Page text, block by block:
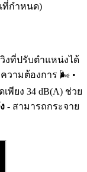
ที่กำหนด)
งที่ปรับตำแหน่งได้
วามต้องการ 🌬️ •
พียง 34 dB(A) ช่วย
- สามารถกระจาย